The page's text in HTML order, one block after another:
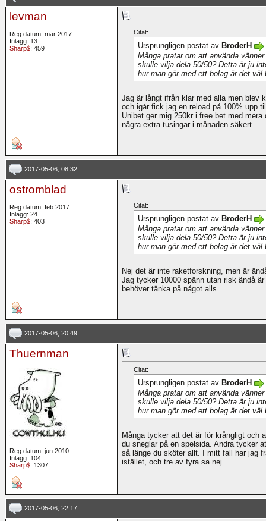
levman
Reg.datum: mar 2017
Inlägg: 13
Sharp$: 459
Citat:
Ursprungligen postat av BroderH
Många pratar om att använda
skulle vilja dela 50/50? Detta är ju
hur man gör med ett bolag är det
Jag är långt ifrån klar med alla men blev
och igår fick jag en reload på 100% upp
Unibet ger mig 250kr i free bet med
några extra tusingar i månaden säkert.
2017-05-06, 08:32
ostromblad
Reg.datum: feb 2017
Inlägg: 24
Sharp$: 403
Citat:
Ursprungligen postat av BroderH
Många pratar om att använda
skulle vilja dela 50/50? Detta är ju
hur man gör med ett bolag är det
Nej det är inte raketforskning, men är
Jag tycker 10000 spänn utan risk ändå
behöver tänka på något alls.
2017-05-06, 20:49
Thuernman
Reg.datum: jun 2010
Inlägg: 104
Sharp$: 1307
Citat:
Ursprungligen postat av BroderH
Många pratar om att använda
skulle vilja dela 50/50? Detta är ju
hur man gör med ett bolag är det
Många tycker att det är för krångligt och
du sneglar på en spelsida. Andra tycker
så länge du sköter allt. I mitt fall har jag
istället, och tre av fyra sa nej.
2017-05-06, 22:17